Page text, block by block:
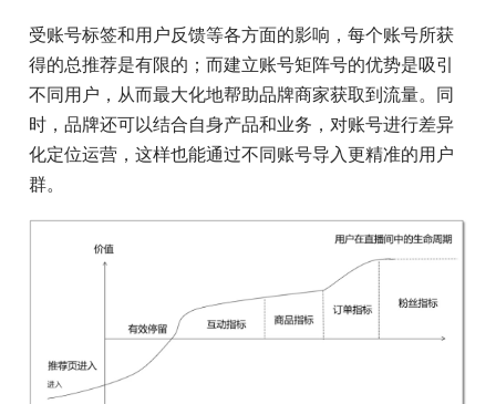
受账号标签和用户反馈等各方面的影响，每个账号所获
得的总推荐是有限的；而建立账号矩阵号的优势是吸引
不同用户，从而最大化地帮助品牌商家获取到流量。同
时，品牌还可以结合自身产品和业务，对账号进行差异
化定位运营，这样也能通过不同账号导入更精准的用户
群。